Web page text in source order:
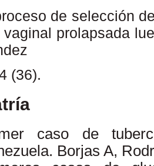
de selección
vaginal prolapsada
(36).
caso de
Borjas A,